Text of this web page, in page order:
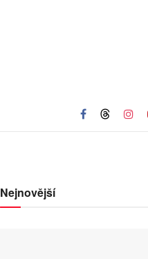
Nejnovější